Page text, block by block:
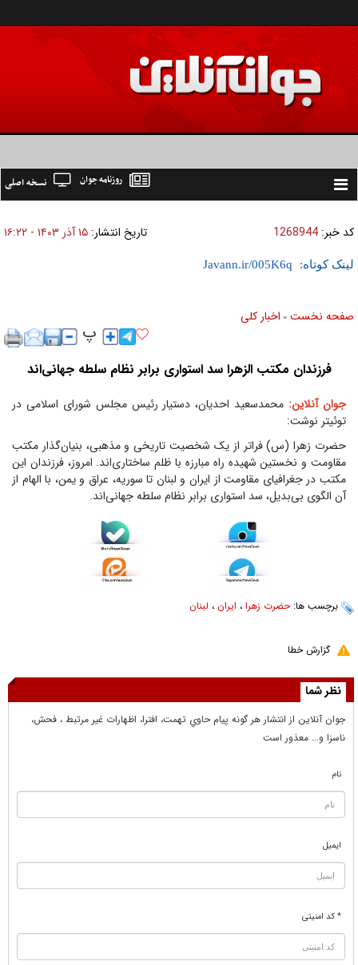
Toggle
نسخه اصلی روزنامه جوان
کد خبر: 1268944 تاریخ انتشار: ۱۵ آذر ۱۴۰۳ - ۱۶:۲۲
لینک کوتاه:
صفحه نخست » اخبار كلی
فرزندان مکتب الزهرا سد استواری برابر نظام سلطه جهانی‌اند
جوان آنلاین: محمدسعید احدیان، دستیار رئیس مجلس شورای اسلامی در
توئیتر نوشت:
حضرت زهرا (س) فراتر از یک شخصیت تاریخی و مذهبی، بنیان‌گذار مکتب
مقاومت و نخستین شهیده راه مبارزه با ظلم ساختاری‌اند. امروز، فرزندان این
مکتب در جغرافیای مقاومت از ایران و لبنان تا سوریه، عراق و یمن، با الهام از
آن الگوی بی‌بدیل، سد استواری برابر نظام سلطه جهانی‌اند.
برچسب ها:حضرت زهرا ، ایران ، لبنان
گزارش خطا
نظر شما
جوان آنلاين از انتشار هر گونه پيام حاوي تهمت، افترا، اظهارات غير مرتبط ، فحش،
ناسزا و... معذور است
نام
ایمیل
* کد امنیتی